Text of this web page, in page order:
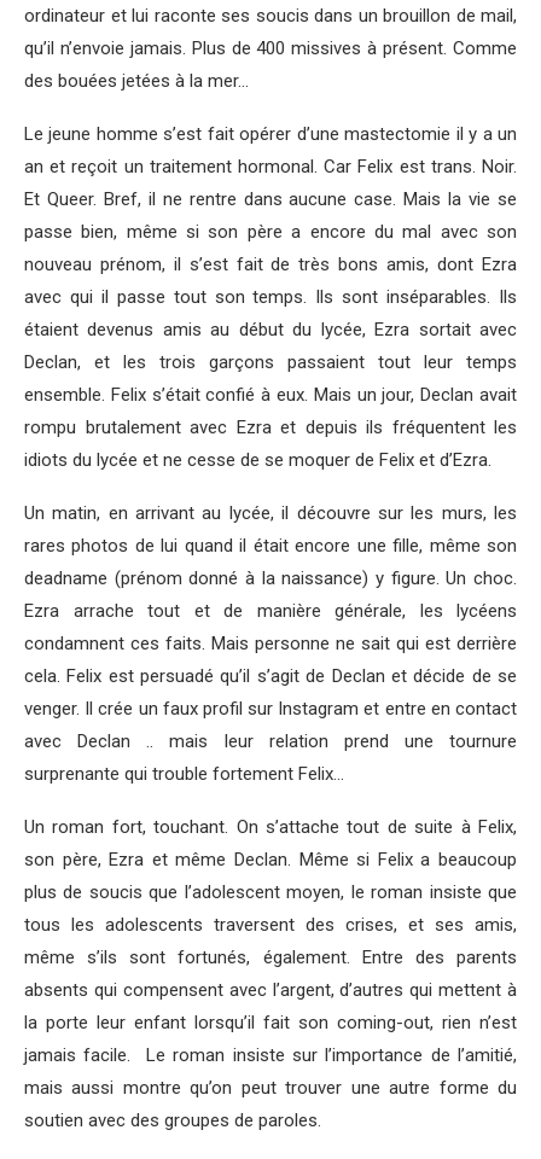
ordinateur et lui raconte ses soucis dans un brouillon de mail,
qu’il n’envoie jamais. Plus de 400 missives à présent. Comme
des bouées jetées à la mer…
Le jeune homme s’est fait opérer d’une mastectomie il y a un
an et reçoit un traitement hormonal. Car Felix est trans. Noir.
Et Queer. Bref, il ne rentre dans aucune case. Mais la vie se
passe bien, même si son père a encore du mal avec son
nouveau prénom, il s’est fait de très bons amis, dont Ezra
avec qui il passe tout son temps. Ils sont inséparables. Ils
étaient devenus amis au début du lycée, Ezra sortait avec
Declan, et les trois garçons passaient tout leur temps
ensemble. Felix s’était confié à eux. Mais un jour, Declan avait
rompu brutalement avec Ezra et depuis ils fréquentent les
idiots du lycée et ne cesse de se moquer de Felix et d’Ezra.
Un matin, en arrivant au lycée, il découvre sur les murs, les
rares photos de lui quand il était encore une fille, même son
deadname (prénom donné à la naissance) y figure. Un choc.
Ezra arrache tout et de manière générale, les lycéens
condamnent ces faits. Mais personne ne sait qui est derrière
cela. Felix est persuadé qu’il s’agit de Declan et décide de se
venger. Il crée un faux profil sur Instagram et entre en contact
avec Declan .. mais leur relation prend une tournure
surprenante qui trouble fortement Felix…
Un roman fort, touchant. On s’attache tout de suite à Felix,
son père, Ezra et même Declan. Même si Felix a beaucoup
plus de soucis que l’adolescent moyen, le roman insiste que
tous les adolescents traversent des crises, et ses amis,
même s’ils sont fortunés, également. Entre des parents
absents qui compensent avec l’argent, d’autres qui mettent à
la porte leur enfant lorsqu’il fait son coming-out, rien n’est
jamais facile. Le roman insiste sur l’importance de l’amitié,
mais aussi montre qu’on peut trouver une autre forme du
soutien avec des groupes de paroles.